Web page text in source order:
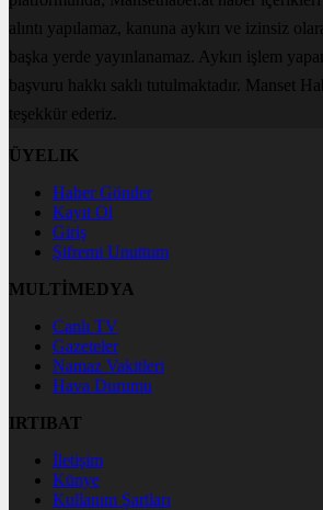
alıntı yapılamaz, kanuna aykırı ve izinsiz
başka yerde yayınlanamaz. Aykırı işlem
başvuru hakkı saklı tutulmaktadır. Manset
teşekkür ederiz.
ÜYELIK
Haber Gönder
Kayıt Ol
Giriş
Şifremi Unuttum
MULTİMEDYA
Canlı TV
Gazeteler
Namaz Vakitleri
Hava Durumu
IRTIBAT
İletişim
Künye
Kullanım Şartları